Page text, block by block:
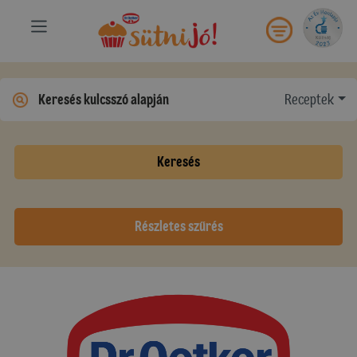
Receptek
Keresés
Részletes szűrés